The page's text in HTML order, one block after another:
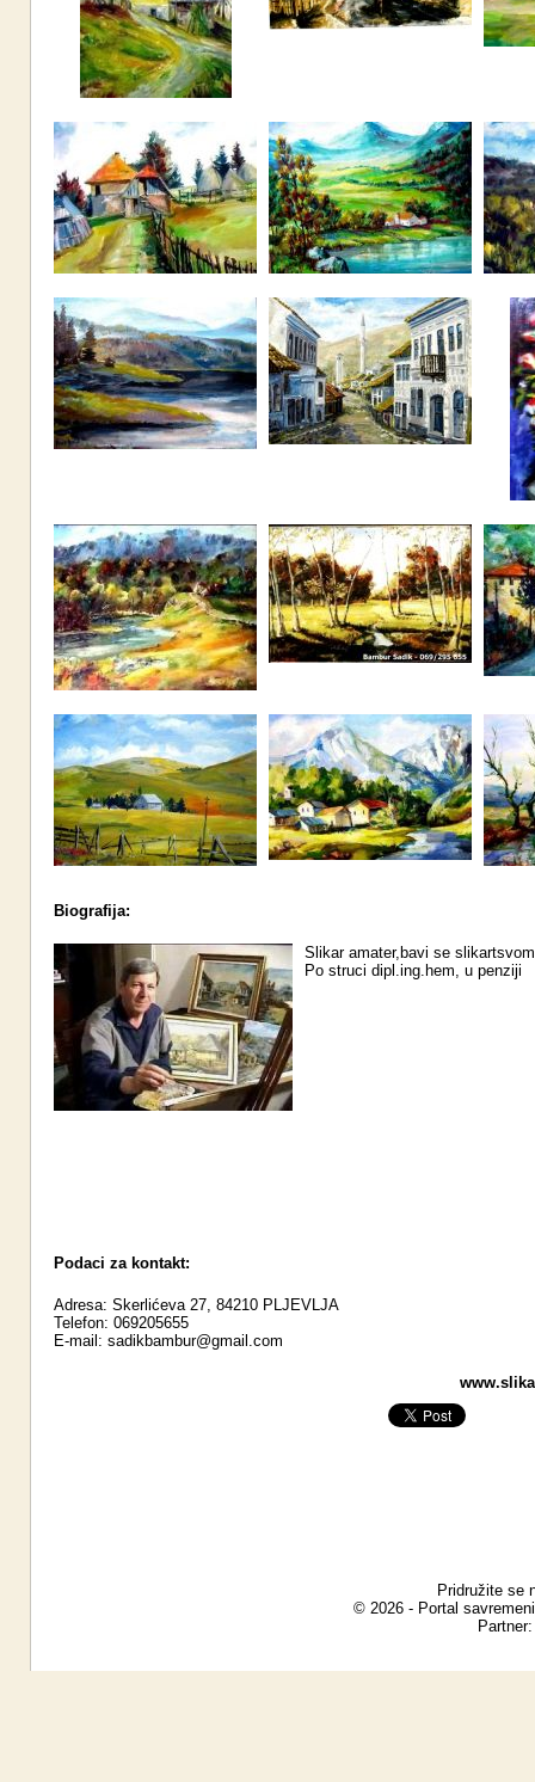
Biografija:
Slikar amater,bavi se
Po struci dipl.ing.hem, u penziji
Podaci za kontakt:
Adresa: Skerlićeva 27, 84210 PLJEVLJA
Telefon: 069205655
E-mail: sadikbambur@gmail.com
Pridružite se
© 2026 - Portal